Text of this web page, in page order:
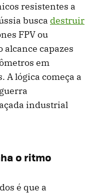
resistentes a
busca destruir
FPV ou
alcance capazes
em
A lógica começa a
industrial
o ritmo
é que a